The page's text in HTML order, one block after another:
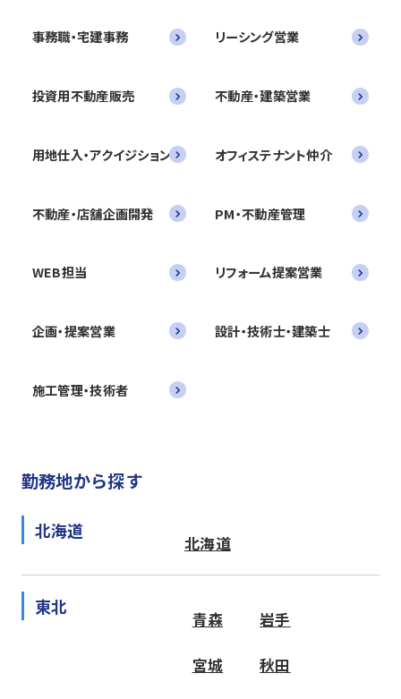
事務職・宅建事務 リーシング営業
投資用不動産販売 不動産・建築営業
用地仕入・アクイジション オフィステナント仲介
不動産・店舗企画開発 PM・不動産管理
WEB担当 リフォーム提案営業
企画・提案営業 設計・技術士・建築士
施工管理・技術者
勤務地から探す
北海道
北海道
東北
青森 岩手
宮城 秋田